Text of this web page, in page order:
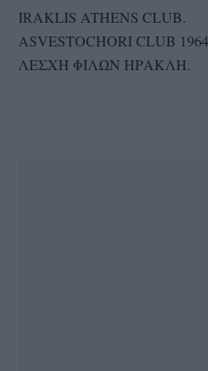
IRAKLIS ATHENS CLUB.
ASVESTOCHORI CLUB
ΛΕΣΧΗ ΦΙΛΩΝ ΗΡΑΚΛΗ.